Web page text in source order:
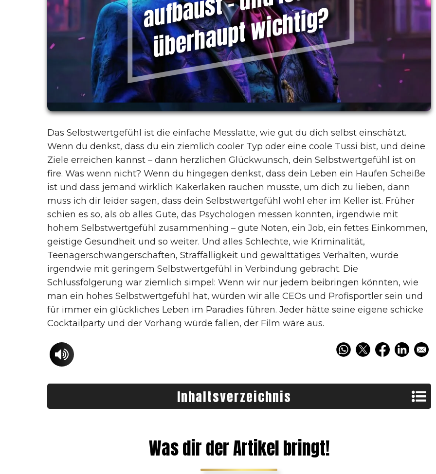
a
?
Das Selbstwertgefühl ist die einfache Messlatte, wie gut du dich selbst einschätzt.
Wenn du denkst, dass du ein ziemlich cooler Typ oder eine coole Tussi bist, und deine
Ziele erreichen kannst – dann herzlichen Glückwunsch, dein Selbstwertgefühl ist on
fire. Was wenn nicht? Wenn du hingegen denkst, dass dein Leben ein Haufen Scheiße
ist und dass jemand wirklich Kakerlaken rauchen müsste, um dich zu lieben, dann
muss ich dir leider sagen, dass dein Selbstwertgefühl wohl eher im Keller ist. Früher
schien es so, als ob alles Gute, das Psychologen messen konnten, irgendwie mit
hohem Selbstwertgefühl zusammenhing – gute Noten, ein Job, ein fettes Einkommen,
geistige Gesundheit und so weiter. Und alles Schlechte, wie Kriminalität,
Teenagerschwangerschaften, Straffälligkeit und gewalttätiges Verhalten, wurde
irgendwie mit geringem Selbstwertgefühl in Verbindung gebracht. Die
Schlussfolgerung war ziemlich simpel: Wenn wir nur jedem beibringen könnten, wie
man ein hohes Selbstwertgefühl hat, würden wir alle CEOs und Profisportler sein und
für immer ein glückliches Leben im Paradies führen. Jeder hätte seine eigene schicke
Cocktailparty und der Vorhang würde fallen, der Film wäre aus.
Inhaltsverzeichnis
Die bittere Wahrheit über dein
Kennst du das Selbstwertgefühl teil II?
Warum Herr Arschloch der Welt nicht hilft
So entwickelst du ein gesundes
Was dir der Artikel bringt!